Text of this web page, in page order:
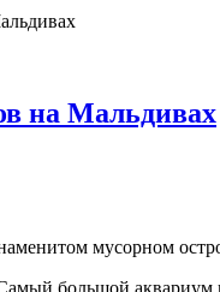
на Мальдивах
мусорном